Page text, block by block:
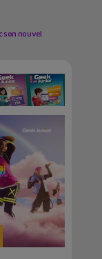
son nouvel